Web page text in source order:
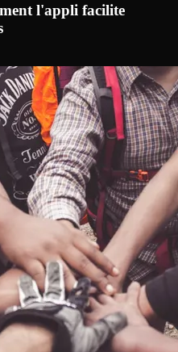
l'appli facilite